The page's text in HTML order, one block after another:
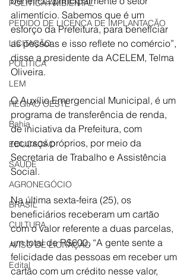
POLÍTICA AMBIENTAL
PEDIDO DE LICENÇA DE IMPLANTAÇÃO
LICITAÇÃO
POLÍTICA
LEM
REGIÃO OESTE
Bahia
EDUCAÇÃO
SAÚDE
AGRONEGÓCIO
BRASIL
CULTURA
AVISO DE LICITAÇÃO
Edital
alimentício. Sabemos que é um
esforço da Prefeitura, para beneficiar
as pessoas e isso reflete no comércio”,
disse a presidente da ACELEM, Telma
Oliveira.
O Auxílio Emergencial Municipal, é um
programa de transferência de renda,
de iniciativa da Prefeitura, com
recursos próprios, por meio da
Secretaria de Trabalho e Assistência
Social.
Na última sexta-feira (25), os
beneficiários receberam um cartão
com o valor referente a duas parcelas,
um total de R$600. “A gente sente a
felicidade das pessoas em receber um
cartão com um crédito nesse valor,